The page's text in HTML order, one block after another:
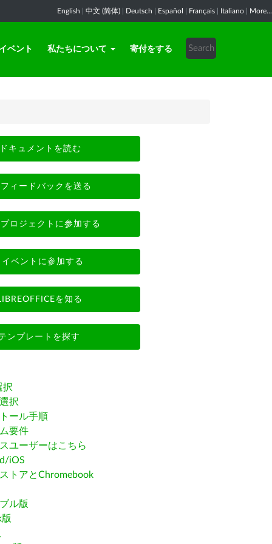
English 中文 (简体) Deutsch Español Français Italiano More...
イベント 私たちについて 寄付をする
ドキュメントを読む
フィードバックを送る
プロジェクトに参加する
イベントに参加する
を知る
ンプレートを探す
択
択
ール手順
要件
ユーザーはこちら
iOS
トアとChromebook
ル版